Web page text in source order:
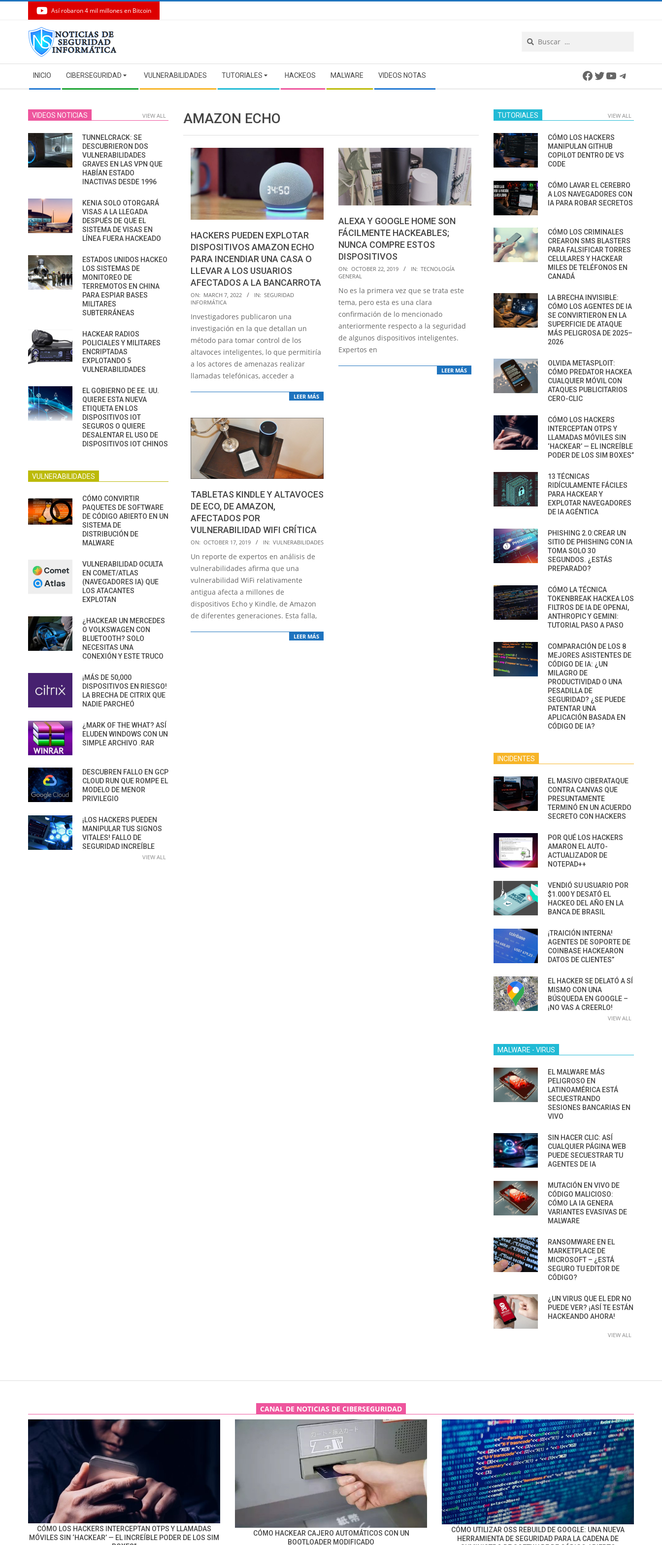
Así robaron 4 mil millones en Bitcoin
Navigation
Menu
INICIO CIBERSEGURIDAD VULNERABILIDADES TUTORIALES HACKEOS MALWARE VIDEOS NOTAS Facebook
Twitter
YouTube
AMAZON ECHO
HACKERS PUEDEN EXPLOTAR
DISPOSITIVOS AMAZON ECHO
PARA INCENDIAR UNA CASA O
LLEVAR A LOS USUARIOS
AFECTADOS A LA BANCARROTA
2022-
03-
07
ON: MARCH 7, 2022 IN: SEGURIDAD
INFORMÁTICA
Investigadores publicaron una
investigación en la que detallan un
método para tomar control de los
altavoces inteligentes, lo que permitiría
a los actores de amenazas realizar
llamadas telefónicas, acceder a
LEER MÁS
ALEXA Y GOOGLE HOME SON
FÁCILMENTE HACKEABLES;
NUNCA COMPRE ESTOS
DISPOSITIVOS
2019-
10-
22
ON: OCTOBER 22, 2019 IN: TECNOLOGÍA
GENERAL
No es la primera vez que se trata este
tema, pero esta es una clara
confirmación de lo mencionado
anteriormente respecto a la seguridad
de algunos dispositivos inteligentes.
Expertos en
LEER MÁS
TABLETAS KINDLE Y ALTAVOCES
DE ECO, DE AMAZON,
AFECTADOS POR
VULNERABILIDAD WIFI CRÍTICA
2019-
10-
17
ON: OCTOBER 17, 2019 IN: VULNERABILIDADES
Un reporte de expertos en análisis de
vulnerabilidades afirma que una
vulnerabilidad WiFi relativamente
antigua afecta a millones de
dispositivos Echo y Kindle, de Amazon
de diferentes generaciones. Esta falla,
LEER MÁS
VIDEOS NOTICIAS VIEW ALL
TUNNELCRACK: SE
DESCUBRIERON DOS
VULNERABILIDADES
GRAVES EN LAS VPN QUE
HABÍAN ESTADO
INACTIVAS DESDE 1996
KENIA SOLO OTORGARÁ
VISAS A LA LLEGADA
DESPUÉS DE QUE EL
SISTEMA DE VISAS EN
LÍNEA FUERA HACKEADO
ESTADOS UNIDOS HACKEO
LOS SISTEMAS DE
MONITOREO DE
TERREMOTOS EN CHINA
PARA ESPIAR BASES
MILITARES
SUBTERRÁNEAS
HACKEAR RADIOS
POLICIALES Y MILITARES
ENCRIPTADAS
EXPLOTANDO 5
VULNERABILIDADES
EL GOBIERNO DE EE. UU.
QUIERE ESTA NUEVA
ETIQUETA EN LOS
DISPOSITIVOS IOT
SEGUROS O QUIERE
DESALENTAR EL USO DE
DISPOSITIVOS IOT CHINOS
VULNERABILIDADES
CÓMO CONVIRTIR
PAQUETES DE SOFTWARE
DE CÓDIGO ABIERTO EN UN
SISTEMA DE
DISTRIBUCIÓN DE
MALWARE
VULNERABILIDAD OCULTA
EN COMET/ATLAS
(NAVEGADORES IA) QUE
LOS ATACANTES
EXPLOTAN
¿HACKEAR UN MERCEDES
O VOLKSWAGEN CON
BLUETOOTH? SOLO
NECESITAS UNA
CONEXIÓN Y ESTE TRUCO
¡MÁS DE 50,000
DISPOSITIVOS EN RIESGO!
LA BRECHA DE CITRIX QUE
NADIE PARCHEÓ
¿MARK OF THE WHAT? ASÍ
ELUDEN WINDOWS CON UN
SIMPLE ARCHIVO .RAR
DESCUBREN FALLO EN GCP
CLOUD RUN QUE ROMPE EL
MODELO DE MENOR
PRIVILEGIO
¡LOS HACKERS PUEDEN
MANIPULAR TUS SIGNOS
VITALES! FALLO DE
SEGURIDAD INCREÍBLE
VIEW ALL
TUTORIALES VIEW ALL
CÓMO LOS HACKERS
MANIPULAN GITHUB
COPILOT DENTRO DE VS
CODE
CÓMO LAVAR EL CEREBRO
A LOS NAVEGADORES CON
IA PARA ROBAR SECRETOS
CÓMO LOS CRIMINALES
CREARON SMS BLASTERS
PARA FALSIFICAR TORRES
CELULARES Y HACKEAR
MILES DE TELÉFONOS EN
CANADÁ
LA BRECHA INVISIBLE:
CÓMO LOS AGENTES DE IA
SE CONVIRTIERON EN LA
SUPERFICIE DE ATAQUE
MÁS PELIGROSA DE 2025–
2026
OLVIDA METASPLOIT:
CÓMO PREDATOR HACKEA
CUALQUIER MÓVIL CON
ATAQUES PUBLICITARIOS
CERO-CLIC
CÓMO LOS HACKERS
INTERCEPTAN OTPS Y
LLAMADAS MÓVILES SIN
‘HACKEAR’ — EL INCREÍBLE
PODER DE LOS SIM BOXES”
13 TÉCNICAS
RIDÍCULAMENTE FÁCILES
PARA HACKEAR Y
EXPLOTAR NAVEGADORES
DE IA AGÉNTICA
PHISHING 2.0:CREAR UN
SITIO DE PHISHING CON IA
TOMA SOLO 30
SEGUNDOS. ¿ESTÁS
PREPARADO?
CÓMO LA TÉCNICA
TOKENBREAK HACKEA LOS
FILTROS DE IA DE OPENAI,
ANTHROPIC Y GEMINI:
TUTORIAL PASO A PASO
COMPARACIÓN DE LOS 8
MEJORES ASISTENTES DE
CÓDIGO DE IA: ¿UN
MILAGRO DE
PRODUCTIVIDAD O UNA
PESADILLA DE
SEGURIDAD? ¿SE PUEDE
PATENTAR UNA
APLICACIÓN BASADA EN
CÓDIGO DE IA?
INCIDENTES
EL MASIVO CIBERATAQUE
CONTRA CANVAS QUE
PRESUNTAMENTE
TERMINÓ EN UN ACUERDO
SECRETO CON HACKERS
POR QUÉ LOS HACKERS
AMARON EL AUTO-
ACTUALIZADOR DE
NOTEPAD++
VENDIÓ SU USUARIO POR
$1.000 Y DESATÓ EL
HACKEO DEL AÑO EN LA
BANCA DE BRASIL
¡TRAICIÓN INTERNA!
AGENTES DE SOPORTE DE
COINBASE HACKEARON
DATOS DE CLIENTES”
EL HACKER SE DELATÓ A SÍ
MISMO CON UNA
BÚSQUEDA EN GOOGLE –
¡NO VAS A CREERLO!
VIEW ALL
MALWARE - VIRUS
EL MALWARE MÁS
PELIGROSO EN
LATINOAMÉRICA ESTÁ
SECUESTRANDO
SESIONES BANCARIAS EN
VIVO
SIN HACER CLIC: ASÍ
CUALQUIER PÁGINA WEB
PUEDE SECUESTRAR TU
AGENTES DE IA
MUTACIÓN EN VIVO DE
CÓDIGO MALICIOSO:
CÓMO LA IA GENERA
VARIANTES EVASIVAS DE
MALWARE
RANSOMWARE EN EL
MARKETPLACE DE
MICROSOFT – ¿ESTÁ
SEGURO TU EDITOR DE
CÓDIGO?
¿UN VIRUS QUE EL EDR NO
PUEDE VER? ¡ASÍ TE ESTÁN
HACKEANDO AHORA!
VIEW ALL
CANAL DE NOTICIAS DE CIBERSEGURIDAD
CÓMO LOS HACKERS INTERCEPTAN OTPS Y LLAMADAS
MÓVILES SIN ‘HACKEAR’ — EL INCREÍBLE PODER DE LOS SIM
CÓMO HACKEAR CAJERO AUTOMÁTICOS CON UN
BOOTLOADER MODIFICADO
CÓMO UTILIZAR OSS REBUILD DE GOOGLE: UNA NUEVA
HERRAMIENTA DE SEGURIDAD PARA LA CADENA DE